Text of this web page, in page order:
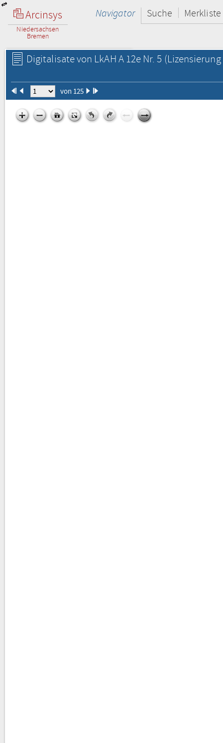
Arcinsys
Niedersachsen
Bremen
Navigator Suche Merkliste
Digitalisate von LkAH A 12e Nr. 5
von 125